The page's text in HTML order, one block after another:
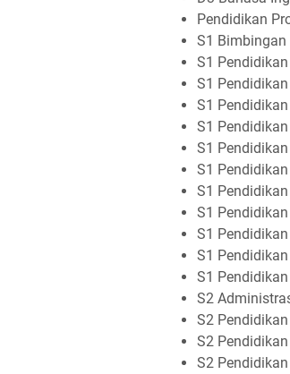
Pendidikan
S1
S1
S1
S1
S1
S1 Pendidikan
S1
S1
S1
S1
S1
S1 Pendidikan
S2
S2
S2
S2